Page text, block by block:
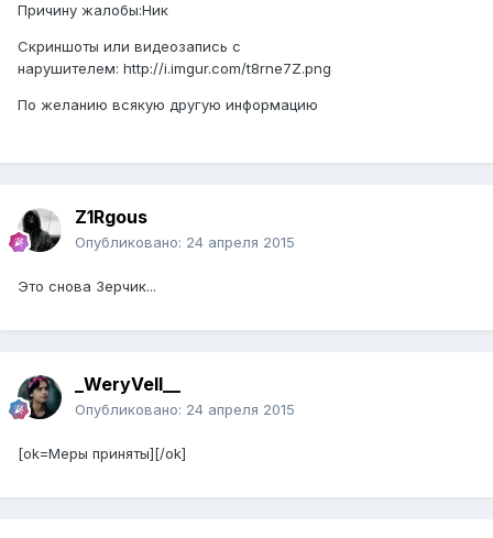
Причину жалобы:Ник
Скриншоты или видеозапись с
нарушителем: http://i.imgur.com/t8rne7Z.png
По желанию всякую другую информацию
Z1Rgous
Опубликовано: 24 апреля 2015
Это снова Зерчик...
_WeryVell__
Опубликовано: 24 апреля 2015
[ok=Меры приняты][/ok]